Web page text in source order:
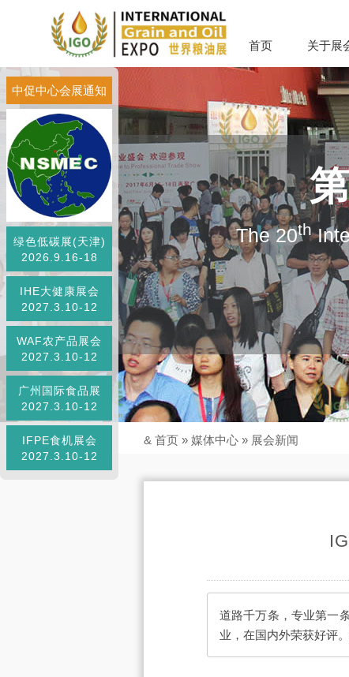
首页 关于展
The 20th
中促中心会展通知
绿色低碳展(天津)
2026.9.16-18
IHE大健康展会
2027.3.10-12
WAF农产品展会
2027.3.10-12
广州国际食品展
2027.3.10-12
IFPE食机展会
2027.3.10-12
& 首页 » 媒体中心 » 展会新闻
道路千万条，专业第一
业，在国内外荣获好评